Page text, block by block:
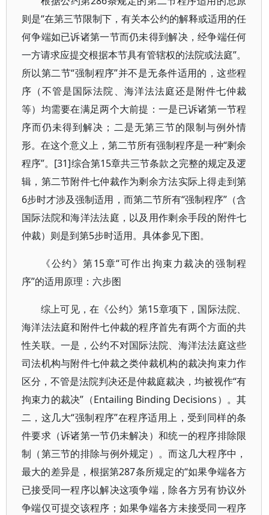
则是“在第三节限制下，有关本公约的解释或适用的任
何争端如已诉诸第一节而仍未得到解决，经争端任何
一方请求应提交根据本节具有管辖权的法院或法庭”。
所以第二节“强制程序”并不是无条件适用的，这些程
序（不管是国际法院、海洋法法庭还是附件七仲裁
等）均需要在满足两个大前提：一是已诉诸第一节程
序而仍未得到解决；二是无第三节的限制与例外情
形。在这个意义上，第二节所有强制程序是一种“剩余
程序”。[31]综合第15章共三节条款之完整的规定及逻
辑，第二节附件七仲裁作为剩余方法实际上得走到第
6步时才涉及强制适用，而第二节所有“强制程序”（含
国际法院和海洋法法庭，以及用作剩余手段的附件七
仲裁）则是到第5步时适用。具体参见下图。
《公约》第15章“可作出拘束力裁决的强制程
序”的适用原理：六步图
综上可见，在《公约》第15章项下，国际法院、
海洋法法庭和附件七仲裁的程序首先有两个方面的共
性关联。一是，公约不对国际法院、海洋法法庭这些
司法机构与附件七仲裁之类仲裁机构的裁决拘束力作
区分，不管是法院判决还是仲裁庭裁决，均被视作“有
拘束力的裁决”（Entailing Binding Decisions）。其
二，这几大“强制程序”在程序适用上，受到同样的条
件要求（诉诸第一节仍未解决）和统一的程序排除限
制（第三节的排除与例外规定）。而这几大程序中，
最大的差异是，根据第287条所规定的“如果争端各方
已接受同一程序以解决这项争端，除各方另有协议外
争端仅可提交该程序；如果争端各方未接受同一程序